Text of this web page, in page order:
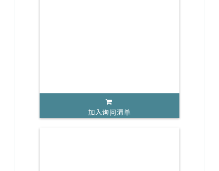
加入询问清单